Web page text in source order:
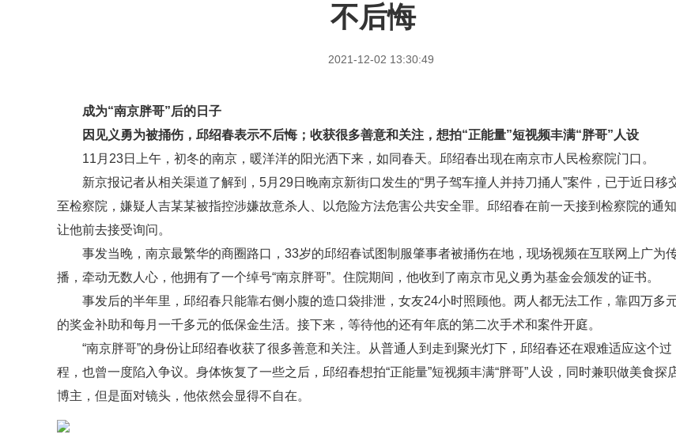
不后悔
2021-12-02 13:30:49
成为“南京胖哥”后的日子
因见义勇为被捅伤，邱绍春表示不后悔；收获很多善意和关注，想拍“正能量”短视频丰满“胖哥”人设
11月23日上午，初冬的南京，暖洋洋的阳光洒下来，如同春天。邱绍春出现在南京市人民检察院门口。
新京报记者从相关渠道了解到，5月29日晚南京新街口发生的“男子驾车撞人并持刀捅人”案件，已于近日移
至检察院，嫌疑人吉某某被指控涉嫌故意杀人、以危险方法危害公共安全罪。邱绍春在前一天接到检察院的通知
让他前去接受询问。
事发当晚，南京最繁华的商圈路口，33岁的邱绍春试图制服肇事者被捅伤在地，现场视频在互联网上广为
播，牵动无数人心，他拥有了一个绰号“南京胖哥”。住院期间，他收到了南京市见义勇为基金会颁发的证书。
事发后的半年里，邱绍春只能靠右侧小腹的造口袋排泄，女友24小时照顾他。两人都无法工作，靠四万多
的奖金补助和每月一千多元的低保金生活。接下来，等待他的还有年底的第二次手术和案件开庭。
“南京胖哥”的身份让邱绍春收获了很多善意和关注。从普通人到走到聚光灯下，邱绍春还在艰难适应这个过
程，也曾一度陷入争议。身体恢复了一些之后，邱绍春想拍“正能量”短视频丰满“胖哥”人设，同时兼职做美食探
博主，但是面对镜头，他依然会显得不自在。